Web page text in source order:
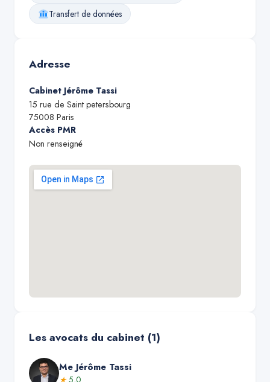
Transfert de données
Adresse
Cabinet Jérôme Tassi
15 rue de Saint petersbourg
75008 Paris
Accès PMR
Non renseigné
Les avocats du cabinet (1)
MeJérôme Tassi
★ 5,0